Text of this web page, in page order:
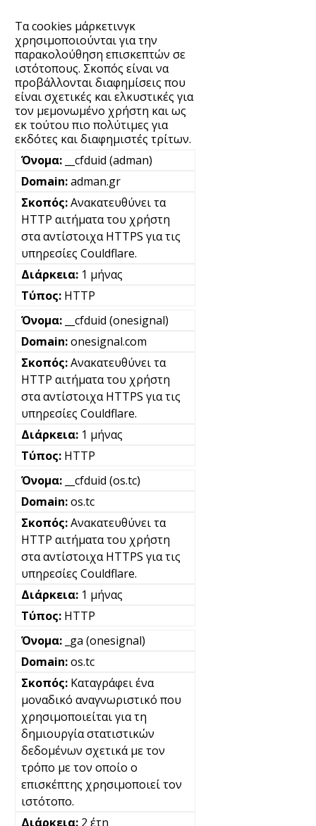
Τα cookies μάρκετινγκ
χρησιμοποιούνται για την
παρακολούθηση επισκεπτών σε
ιστότοπους. Σκοπός είναι να
προβάλλονται διαφημίσεις που
είναι σχετικές και ελκυστικές για
τον μεμονωμένο χρήστη και ως
εκ τούτου πιο πολύτιμες για
εκδότες και διαφημιστές τρίτων.
__cfduid (adman)
adman.gr
Ανακατευθύνει τα
HTTP αιτήματα του χρήστη
στα αντίστοιχα HTTPS για τις
υπηρεσίες Couldflare.
1 μήνας
HTTP
__cfduid (onesignal)
onesignal.com
Ανακατευθύνει τα
HTTP αιτήματα του χρήστη
στα αντίστοιχα HTTPS για τις
υπηρεσίες Couldflare.
1 μήνας
HTTP
__cfduid (os.tc)
os.tc
Ανακατευθύνει τα
HTTP αιτήματα του χρήστη
στα αντίστοιχα HTTPS για τις
υπηρεσίες Couldflare.
1 μήνας
HTTP
_ga (onesignal)
os.tc
Καταγράφει ένα
μοναδικό αναγνωριστικό που
χρησιμοποιείται για τη
δημιουργία στατιστικών
δεδομένων σχετικά με τον
τρόπο με τον οποίο ο
επισκέπτης χρησιμοποιεί τον
ιστότοπο.
2 έτη